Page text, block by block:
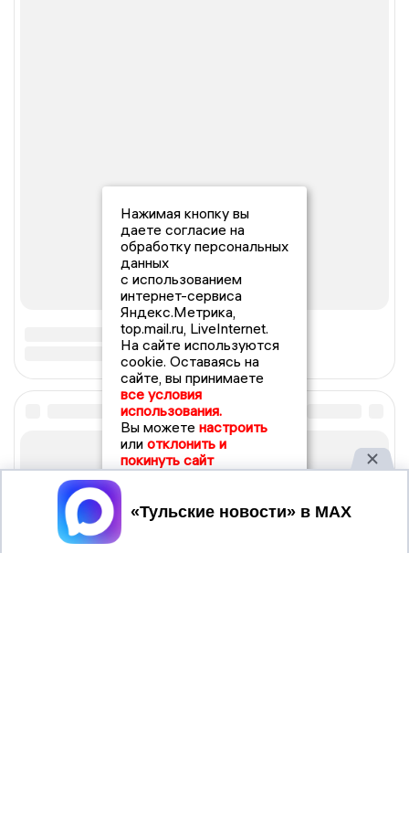
Нажимая кнопку вы
даете согласие на
обработку персональных
данных
с использованием
интернет-сервиса
Яндекс.Метрика,
top.mail.ru, LiveInternet.
На сайте используются
cookie. Оставаясь на
сайте, вы принимаете
все условия
использования.
Вы можете настроить
или отклонить и
покинуть сайт
Принять